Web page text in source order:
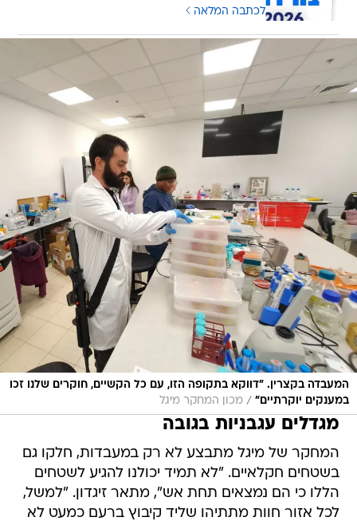
לכתבה המלאה
המעבדה בקצרין. "דווקא בתקופה הזו, עם כל הקשיים, חוקרים שלנו זכו
במענקים יוקרתיים" / מכון המחקר מיגל
מגדלים עגבניות בגובה
המחקר של מיגל מתבצע לא רק במעבדות, חלקו גם
בשטחים חקלאיים. "לא תמיד יכולנו להגיע לשטחים
הללו כי הם נמצאים תחת אש", מתאר זיגדון. "למשל,
לכל אזור חוות מתתיהו שליד קיבוץ ברעם כמעט לא